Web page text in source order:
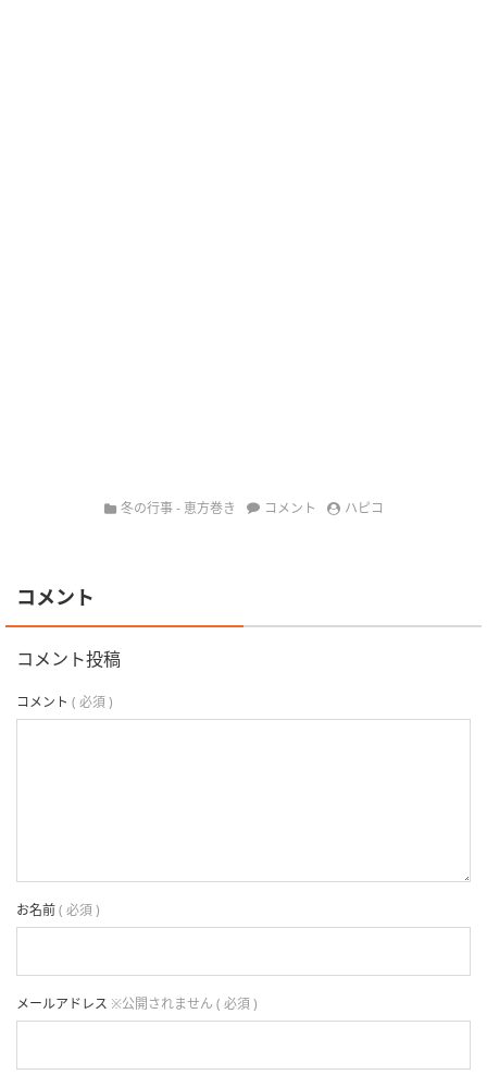
冬の行事 - 恵方巻き コメント ハピコ
コメント
コメント投稿
コメント ( 必須 )
お名前( 必須 )
メールアドレス ※公開されません ( 必須 )